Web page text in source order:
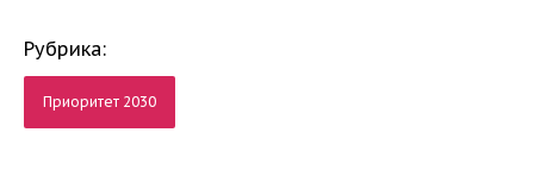
Рубрика:
Приоритет 2030